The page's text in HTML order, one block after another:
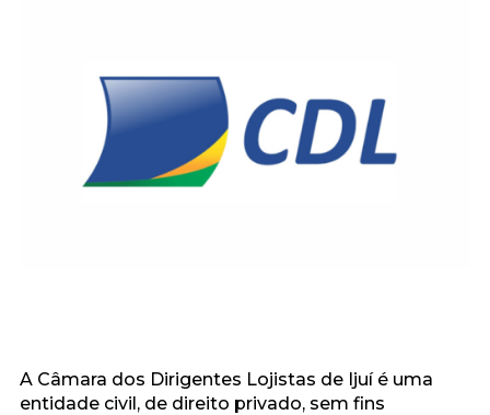
A Câmara dos Dirigentes Lojistas de Ijuí é uma
entidade civil, de direito privado, sem fins